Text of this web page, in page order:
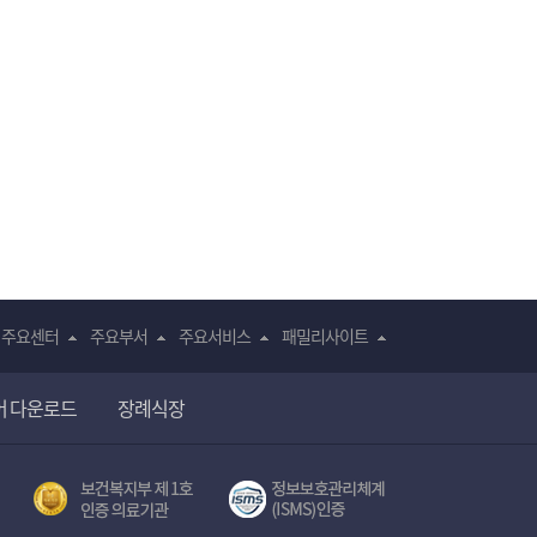
주요센터 주요부서 주요서비스 패밀리사이트
다운로드 장례식장
전자의무기록시스템(SNUH BESTCare 2.0)
보건복지부 제 1호